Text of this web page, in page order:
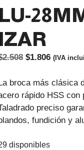
LU-
IZAR
2.508 El
original
era:
$2.508.
$1.806El
actual
es:
$1.806.
(IVA
broca más clásica
rápido HSS con
preciso
fundición y
disponibles